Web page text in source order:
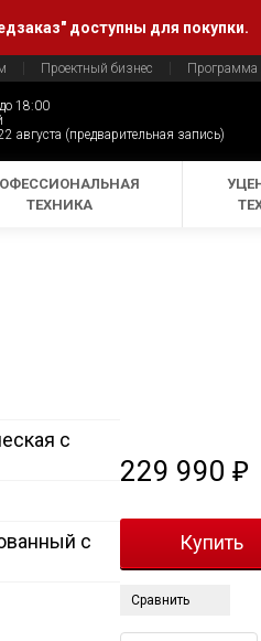
доступны для покупки.
Проектный бизнес Программа
18:00
августа (предварительная запись)
ТЕХНИКА
с
с
229 990 ₽
Сравнить